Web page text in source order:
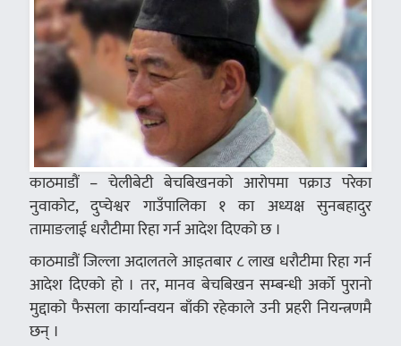
काठमाडौं – चेलीबेटी बेचबिखनको आरोपमा पक्राउ परेका
नुवाकोट, दुप्चेश्वर गाउँपालिका १ का अध्यक्ष सुनबहादुर
तामाङलाई धरौटीमा रिहा गर्न आदेश दिएको छ ।
काठमाडौं जिल्ला अदालतले आइतबार ८ लाख धरौटीमा रिहा गर्न
आदेश दिएको हो । तर, मानव बेचबिखन सम्बन्धी अर्को पुरानो
मुद्दाको फैसला कार्यान्वयन बाँकी रहेकाले उनी प्रहरी नियन्त्रणमै
छन् ।